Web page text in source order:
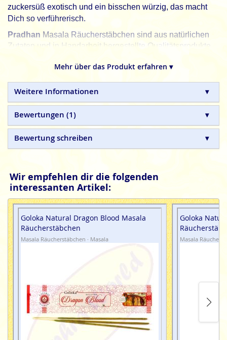
zuckersüß exotisch und ein bisschen würzig, das macht
Dich so verführerisch.
Pradhan Masala Räucherstäbchen sind aus natürlichen
Zutaten und in Handarbeit hergestellte Qualitätsprodukte,
Mehr über das Produkt erfahren ▾
Weitere Informationen
Bewertungen 1
Bewertung schreiben
Wir empfehlen dir die folgenden
interessanten Artikel:
Goloka Natural Dragon Blood Masala
Räucherstäbchen
Masala Räucherstäbchen · Masala
Goloka
Masala